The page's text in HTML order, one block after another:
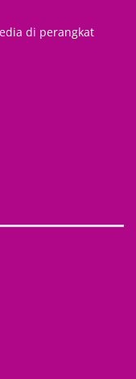
di perangkat